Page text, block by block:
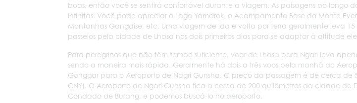
boas, então você se sentirá confortável durante a viagem. As paisagens ao longo
infinitas. Você pode apreciar o Lago Yamdrok, o Acampamento Base do Monte
Montanhas Gangdise, etc. Uma viagem de ida e volta por terra geralmente leva 15
passeios pela cidade de Lhasa nos dois primeiros dias para se adaptar à altitude
Para peregrinos que não têm tempo suficiente, voar de Lhasa para Ngari leva
sendo a maneira mais rápida. Geralmente há dois a três voos pela manhã do
Gonggar para o Aeroporto de Nagri Gunsha. O preço da passagem é de cerca de
CNY). O Aeroporto de Ngari Gunsha fica a cerca de 200 quilômetros da cidade de
Condado de Burang, e podemos buscá-lo no aeroporto.